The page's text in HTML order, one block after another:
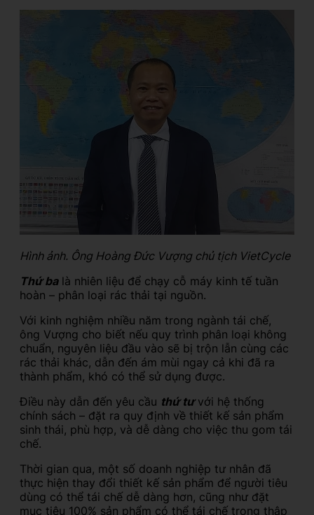
Hình ảnh. Ông Hoàng Đức Vượng chủ tịch VietCycle
Thứ balà nhiên liệu để chạy cỗ máy kinh tế tuần
hoàn – phân loại rác thải tại nguồn.
Với kinh nghiệm nhiều năm trong ngành tái chế,
ông Vượng cho biết nếu quy trình phân loại không
chuẩn, nguyên liệu đầu vào sẽ bị trộn lẫn cùng các
rác thải khác, dẫn đến ám mùi ngay cả khi đã ra
thành phẩm, khó có thể sử dụng được.
Điều này dẫn đến yêu cầu thứ tưvới hệ thống
chính sách – đặt ra quy định về thiết kế sản phẩm
sinh thái, phù hợp, và dễ dàng cho việc thu gom tái
chế.
Thời gian qua, một số doanh nghiệp tư nhân đã
thực hiện thay đổi thiết kế sản phẩm để người tiêu
dùng có thể tái chế dễ dàng hơn, cũng như đặt
mục tiêu 100% sản phẩm có thể tái chế trong thập